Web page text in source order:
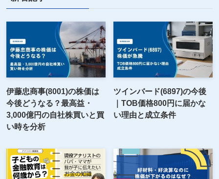
伊藤忠商事(8001)の株価は
今後どうなる？最高益・
3,000億円の自社株買いと買
い時を分析
ツインバード(6897)の今後
｜TOB価格800円に届かな
い理由と成立条件